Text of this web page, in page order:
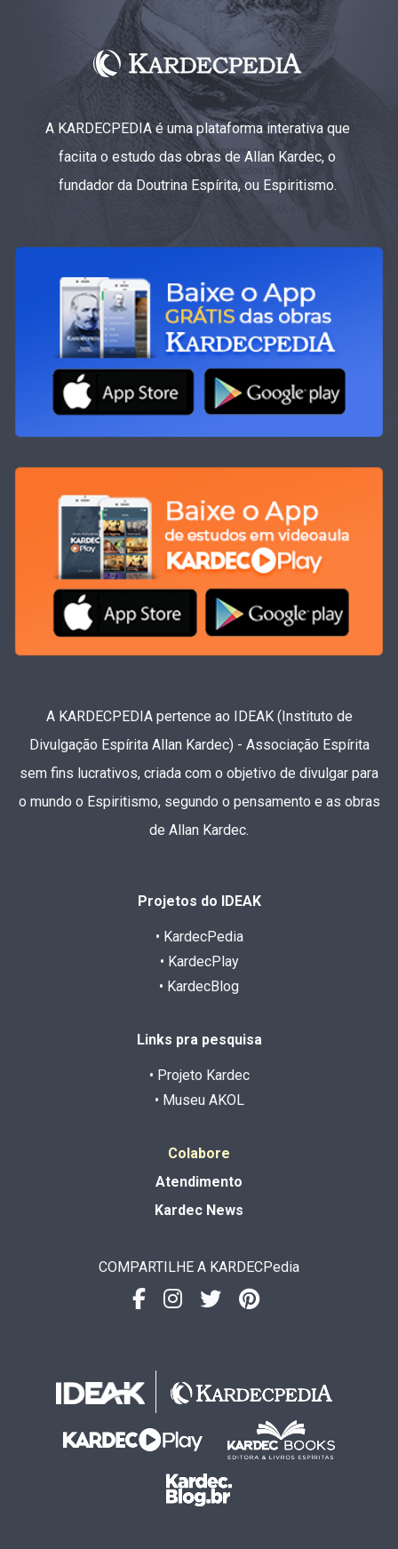
A KARDECPEDIA é uma plataforma interativa que
faciita o estudo das obras de Allan Kardec, o
fundador da Doutrina Espírita, ou Espiritismo.
A KARDECPEDIA pertence ao IDEAK (Instituto de
Divulgação Espírita Allan Kardec) - Associação Espírita
sem fins lucrativos, criada com o objetivo de divulgar para
o mundo o Espiritismo, segundo o pensamento e as obras
de Allan Kardec.
Projetos do IDEAK
• KardecPedia
• KardecPlay
• KardecBlog
Links pra pesquisa
• Projeto Kardec
• Museu AKOL
Colabore
Atendimento
Kardec News
COMPARTILHE A KARDECPedia